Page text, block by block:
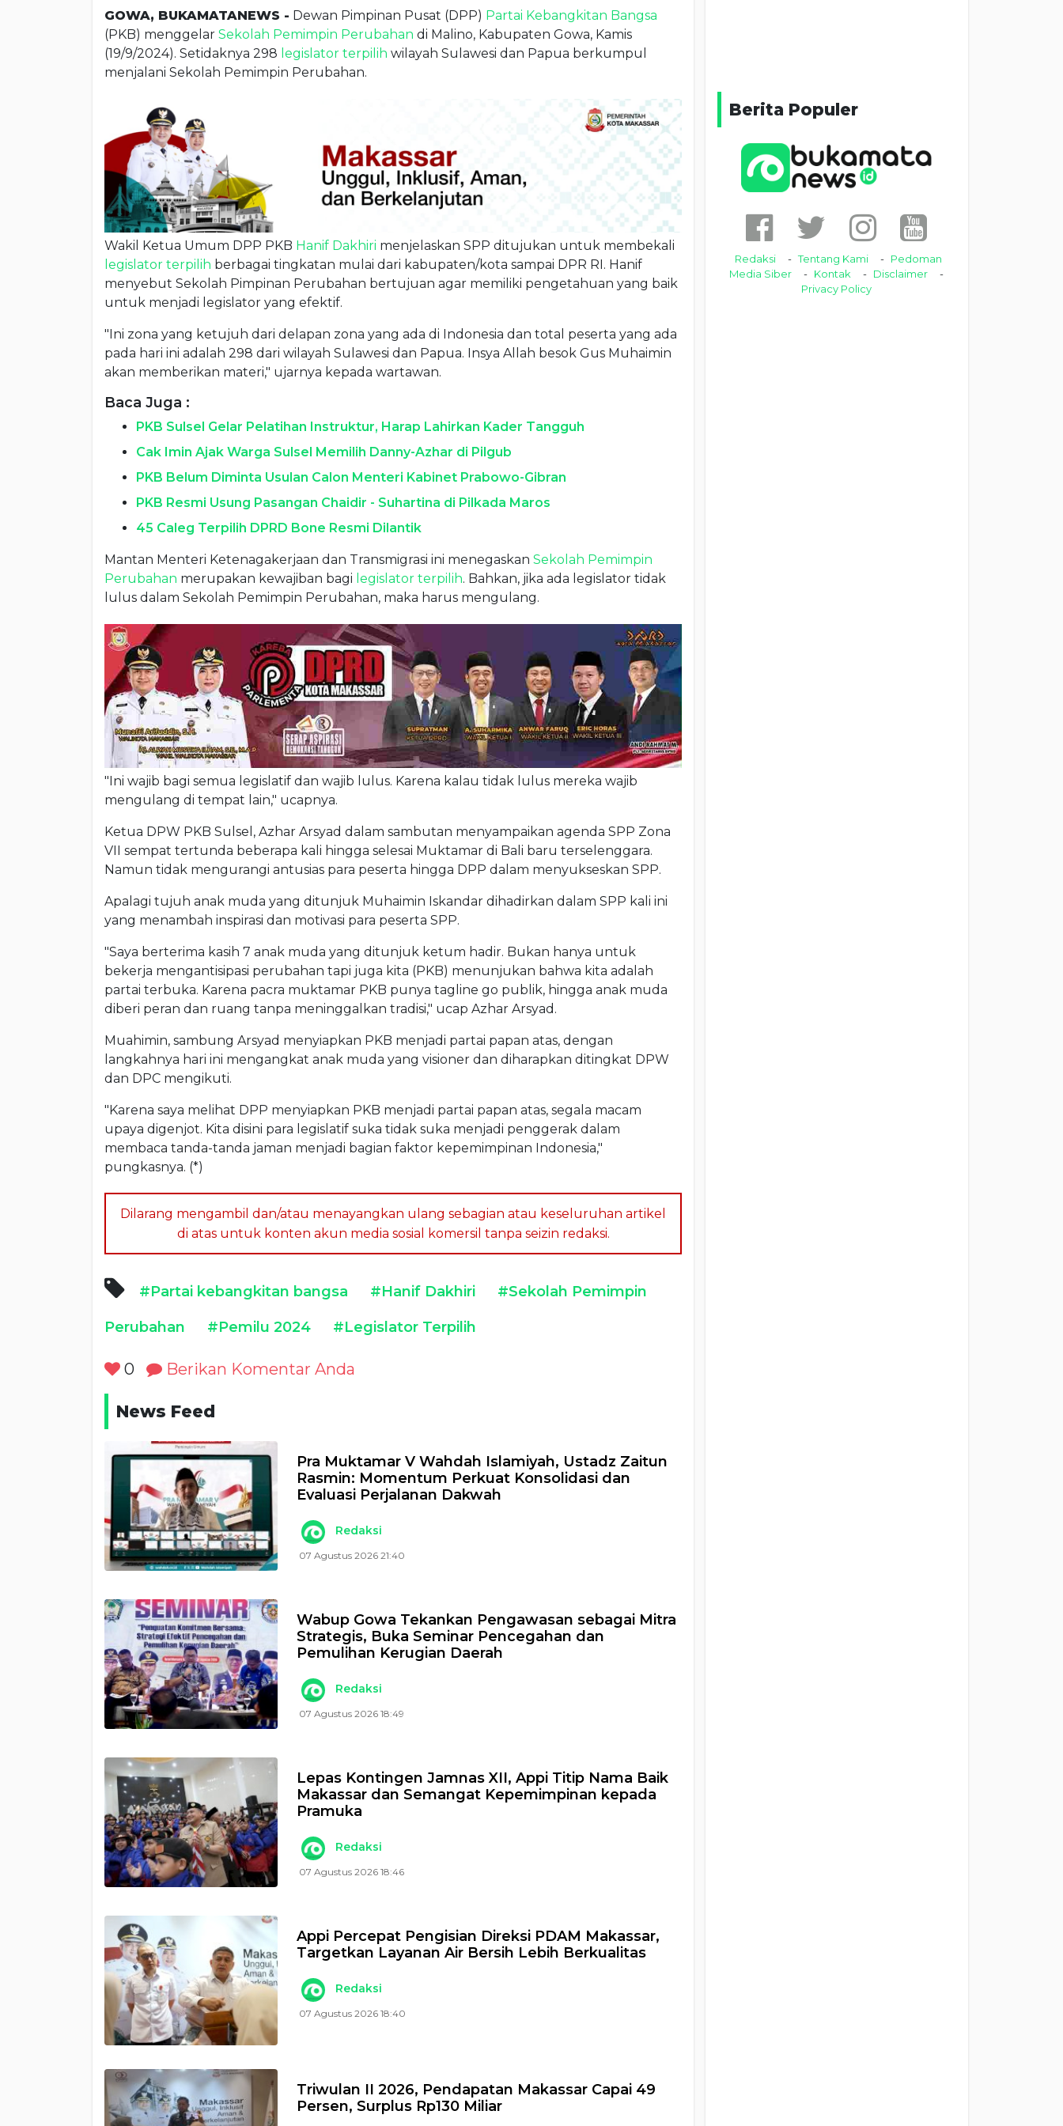
GOWA, BUKAMATANEWS - Dewan Pimpinan Pusat (DPP) Partai Kebangkitan Bangsa
(PKB) menggelar Sekolah Pemimpin Perubahan di Malino, Kabupaten Gowa, Kamis
(19/9/2024). Setidaknya 298 legislator terpilih wilayah Sulawesi dan Papua berkumpul
menjalani Sekolah Pemimpin Perubahan.
Wakil Ketua Umum DPP PKB Hanif Dakhiri menjelaskan SPP ditujukan untuk membekali
legislator terpilih berbagai tingkatan mulai dari kabupaten/kota sampai DPR RI. Hanif
menyebut Sekolah Pimpinan Perubahan bertujuan agar memiliki pengetahuan yang baik
untuk menjadi legislator yang efektif.
"Ini zona yang ketujuh dari delapan zona yang ada di Indonesia dan total peserta yang ada
pada hari ini adalah 298 dari wilayah Sulawesi dan Papua. Insya Allah besok Gus Muhaimin
akan memberikan materi," ujarnya kepada wartawan.
Baca Juga :
PKB Sulsel Gelar Pelatihan Instruktur, Harap Lahirkan Kader Tangguh
Cak Imin Ajak Warga Sulsel Memilih Danny-Azhar di Pilgub
PKB Belum Diminta Usulan Calon Menteri Kabinet Prabowo-Gibran
PKB Resmi Usung Pasangan Chaidir - Suhartina di Pilkada Maros
45 Caleg Terpilih DPRD Bone Resmi Dilantik
Mantan Menteri Ketenagakerjaan dan Transmigrasi ini menegaskan Sekolah Pemimpin
Perubahan merupakan kewajiban bagi legislator terpilih. Bahkan, jika ada legislator tidak
lulus dalam Sekolah Pemimpin Perubahan, maka harus mengulang.
"Ini wajib bagi semua legislatif dan wajib lulus. Karena kalau tidak lulus mereka wajib
mengulang di tempat lain," ucapnya.
Ketua DPW PKB Sulsel, Azhar Arsyad dalam sambutan menyampaikan agenda SPP Zona
VII sempat tertunda beberapa kali hingga selesai Muktamar di Bali baru terselenggara.
Namun tidak mengurangi antusias para peserta hingga DPP dalam menyukseskan SPP.
Apalagi tujuh anak muda yang ditunjuk Muhaimin Iskandar dihadirkan dalam SPP kali ini
yang menambah inspirasi dan motivasi para peserta SPP.
"Saya berterima kasih 7 anak muda yang ditunjuk ketum hadir. Bukan hanya untuk
bekerja mengantisipasi perubahan tapi juga kita (PKB) menunjukan bahwa kita adalah
partai terbuka. Karena pacra muktamar PKB punya tagline go publik, hingga anak muda
diberi peran dan ruang tanpa meninggalkan tradisi," ucap Azhar Arsyad.
Muahimin, sambung Arsyad menyiapkan PKB menjadi partai papan atas, dengan
langkahnya hari ini mengangkat anak muda yang visioner dan diharapkan ditingkat DPW
dan DPC mengikuti.
"Karena saya melihat DPP menyiapkan PKB menjadi partai papan atas, segala macam
upaya digenjot. Kita disini para legislatif suka tidak suka menjadi penggerak dalam
membaca tanda-tanda jaman menjadi bagian faktor kepemimpinan Indonesia,"
pungkasnya. (*)
Dilarang mengambil dan/atau menayangkan ulang sebagian atau keseluruhan artikel
di atas untuk konten akun media sosial komersil tanpa seizin redaksi.
#Partai kebangkitan bangsa #Hanif Dakhiri #Sekolah Pemimpin
Perubahan #Pemilu 2024 #Legislator Terpilih
0 Berikan Komentar Anda
News Feed
Pra Muktamar V Wahdah Islamiyah, Ustadz Zaitun
Rasmin: Momentum Perkuat Konsolidasi dan
Evaluasi Perjalanan Dakwah
Redaksi
07 Agustus 2026 21:40
Wabup Gowa Tekankan Pengawasan sebagai Mitra
Strategis, Buka Seminar Pencegahan dan
Pemulihan Kerugian Daerah
Redaksi
07 Agustus 2026 18:49
Lepas Kontingen Jamnas XII, Appi Titip Nama Baik
Makassar dan Semangat Kepemimpinan kepada
Pramuka
Redaksi
07 Agustus 2026 18:46
Appi Percepat Pengisian Direksi PDAM Makassar,
Targetkan Layanan Air Bersih Lebih Berkualitas
Redaksi
07 Agustus 2026 18:40
Triwulan II 2026, Pendapatan Makassar Capai 49
Persen, Surplus Rp130 Miliar
Berita Populer
Redaksi Tentang Kami
Pedoman
Media Siber
Kontak
Disclaimer
Privacy Policy